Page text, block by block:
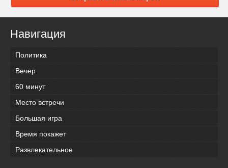
Навигация
Политика
Вечер
60 минут
Место встречи
Большая игра
Время покажет
Развлекательное